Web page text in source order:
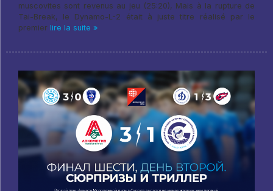
muscovites sont revenus au jeu (25:20), Mais à la rupture de
Tai-Break, le Dynamo-L-2 était à juste titre réalisé par le
premier lire la suite »